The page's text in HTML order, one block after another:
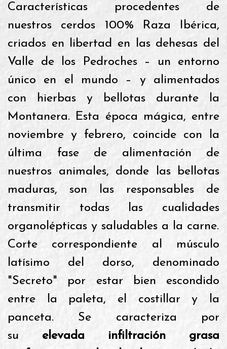
Características procedentes de
nuestros cerdos 100% Raza Ibérica,
criados en libertad en las dehesas del
Valle de los Pedroches – un entorno
único en el mundo – y alimentados
con hierbas y bellotas durante la
Montanera. Esta época mágica, entre
noviembre y febrero, coincide con la
última fase de alimentación de
nuestros animales, donde las bellotas
maduras, son las responsables de
transmitir todas las cualidades
organolépticas y saludables a la carne.
Corte correspondiente al músculo
latísimo del dorso, denominado
"Secreto" por estar bien escondido
entre la paleta, el costillar y la
panceta. Se caracteriza por
su elevada infiltración grasa